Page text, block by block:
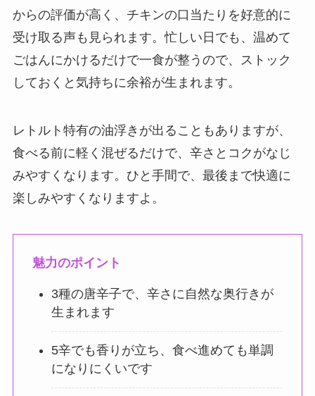
からの評価が高く、チキンの口当たりを好意的に
受け取る声も見られます。忙しい日でも、温めて
ごはんにかけるだけで一食が整うので、ストック
しておくと気持ちに余裕が生まれます。
レトルト特有の油浮きが出ることもありますが、
食べる前に軽く混ぜるだけで、辛さとコクがなじ
みやすくなります。ひと手間で、最後まで快適に
楽しみやすくなりますよ。
魅力のポイント
3種の唐辛子で、辛さに自然な奥行きが
生まれます
5辛でも香りが立ち、食べ進めても単調
になりにくいです